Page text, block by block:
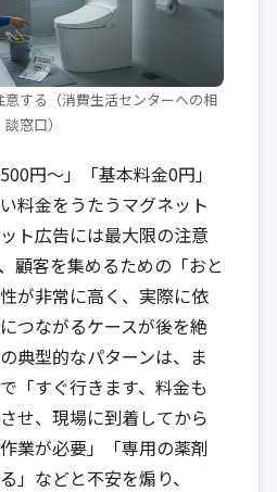
する（消費生活センターへの相
談窓口）
円〜」「基本料金0円」
料金をうたうマグネット
ト広告には最大限の注意
顧客を集めるための「おと
が非常に高く、実際に依
つながるケースが後を絶
典型的なパターンは、ま
「すぐ行きます、料金も
せ、現場に到着してから
業が必要」「専用の薬剤
」などと不安を煽り、